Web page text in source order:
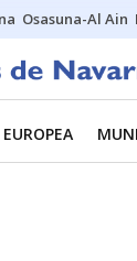
Osasuna-Al Ain